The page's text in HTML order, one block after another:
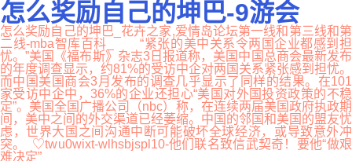
怎么奖励自己的坤巴-9游会
怎么奖励自己的坤巴_花卉之家,爱情岛论坛第一线和第三线和第
二线-mba智库百科_ “紧张的美中关系令两国企业都感到担
忧。”美国《福布斯》杂志3日报道称，美国中国总商会最新发布
的年度调查显示，约81%的受访中企对两国关系紧张感到担忧。
而中国美国商会3月发布的调查几乎显示了同样的结果。在101
家受访中企中，36%的企业还担心“美国对外国投资政策的不稳
定”。美国全国广播公司（nbc）称，在连续两届美国政府执政期
间，美中之间的外交渠道已经萎缩。中国的邻国和美国的盟友忧
虑，世界大国之间沟通中断可能破坏全球经济，或导致意外冲
突。 ♡twu0wixt-wlhsbjspl10-他们联名致信武契奇！要他“做艰
难决定”